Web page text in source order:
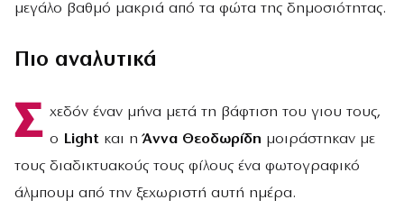
μεγάλο βαθμό μακριά από τα φώτα της δημοσιότητας.
Πιο αναλυτικά
Σ χεδόν έναν μήνα μετά τη βάφτιση του γιου τους,
ο Lightκαι ηΆννα Θεοδωρίδη μοιράστηκαν με
τους διαδικτυακούς τους φίλους ένα φωτογραφικό
άλμπουμ από την ξεχωριστή αυτή ημέρα.